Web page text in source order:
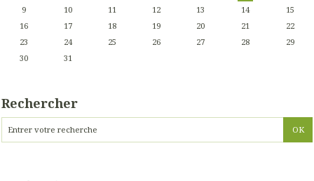
9
10 11 12 13 14
15
16
17 18 19 20 21
22
23
24 25 26 27 28
29
30
31
Rechercher